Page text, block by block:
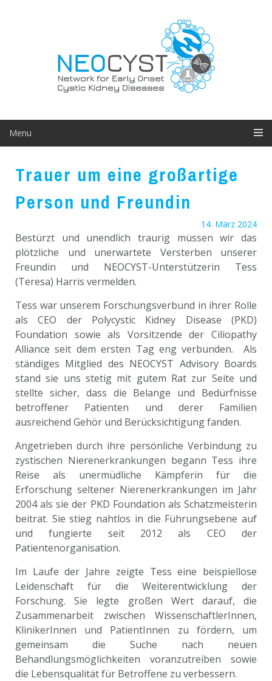
Menu
Trauer um eine großartige
Person und Freundin
14. März 2024
Bestürzt und unendlich traurig müssen wir das
plötzliche und unerwartete Versterben unserer
Freundin und NEOCYST-Unterstützerin Tess
(Teresa) Harris vermelden.
Tess war unserem Forschungsverbund in ihrer Rolle
als CEO der Polycystic Kidney Disease (PKD)
Foundation sowie als Vorsitzende der Ciliopathy
Alliance seit dem ersten Tag eng verbunden. Als
ständiges Mitglied des NEOCYST Advisory Boards
stand sie uns stetig mit gutem Rat zur Seite und
stellte sicher, dass die Belange und Bedürfnisse
betroffener Patienten und derer Familien
ausreichend Gehör und Berücksichtigung fanden.
Angetrieben durch ihre persönliche Verbindung zu
zystischen Nierenerkrankungen begann Tess ihre
Reise als unermüdliche Kämpferin für die
Erforschung seltener Nierenerkrankungen im Jahr
2004 als sie der PKD Foundation als Schatzmeisterin
beitrat. Sie stieg nahtlos in die Führungsebene auf
und fungierte seit 2012 als CEO der
Patientenorganisation.
Im Laufe der Jahre zeigte Tess eine beispiellose
Leidenschaft für die Weiterentwicklung der
Forschung. Sie legte großen Wert darauf, die
Zusammenarbeit zwischen WissenschaftlerInnen,
KlinikerInnen und PatientInnen zu fördern, um
gemeinsam die Suche nach neuen
Behandlungsmöglichkeiten voranzutreiben sowie
die Lebensqualität für Betroffene zu verbessern.